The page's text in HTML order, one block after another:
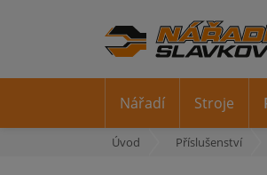
Úvod Příslušenství
Nářadí Stroje